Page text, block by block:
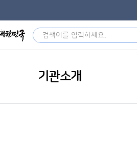
기관소개